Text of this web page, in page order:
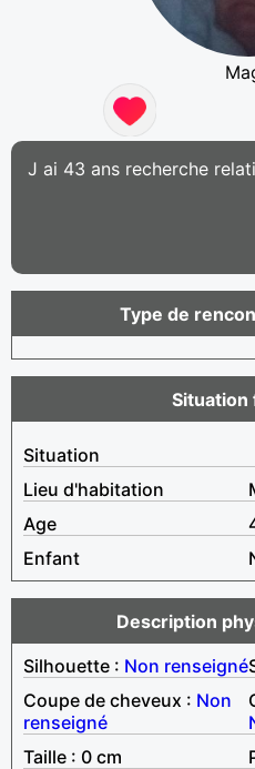
J ai 43 ans recherche
Type de
Situation
Situation
Lieu d'habitation
Age
Enfant
Description
Silhouette : Non renseigné
Coupe de cheveux : Non
renseigné
Taille : 0 cm